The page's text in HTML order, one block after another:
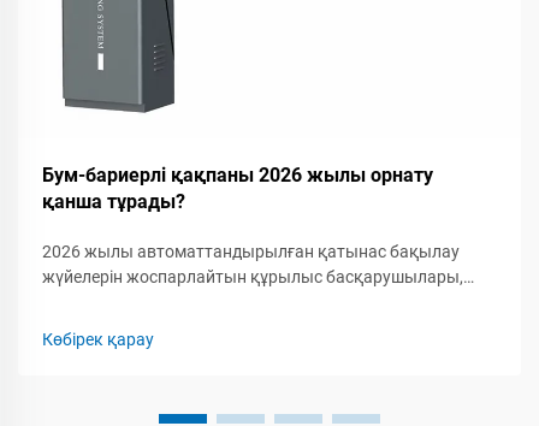
Бум-бариерлі қақпаны 2026 жылы орнату
қанша тұрады?
2026 жылы автоматтандырылған қатынас бақылау
жүйелерін жоспарлайтын құрылыс басқарушылары,
құрылымын түсіну маңызды. Бум-бариерлік қақпаққа...
Көбірек қарау